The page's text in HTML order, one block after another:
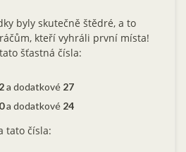
byly skutečně štědré, a to
kteří vyhráli první místa!
tato šťastná čísla:
a dodatkové 27
a dodatkové 24
tato čísla: